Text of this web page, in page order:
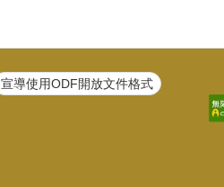
宣導使用ODF開放文件格式